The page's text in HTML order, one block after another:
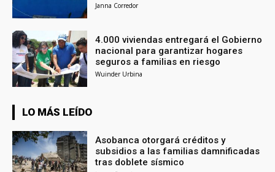
Janna Corredor
4.000 viviendas entregará el Gobierno
nacional para garantizar hogares
seguros a familias en riesgo
Wuinder Urbina
LO MÁS LEÍDO
Asobanca otorgará créditos y
subsidios a las familias damnificadas
tras doblete sísmico